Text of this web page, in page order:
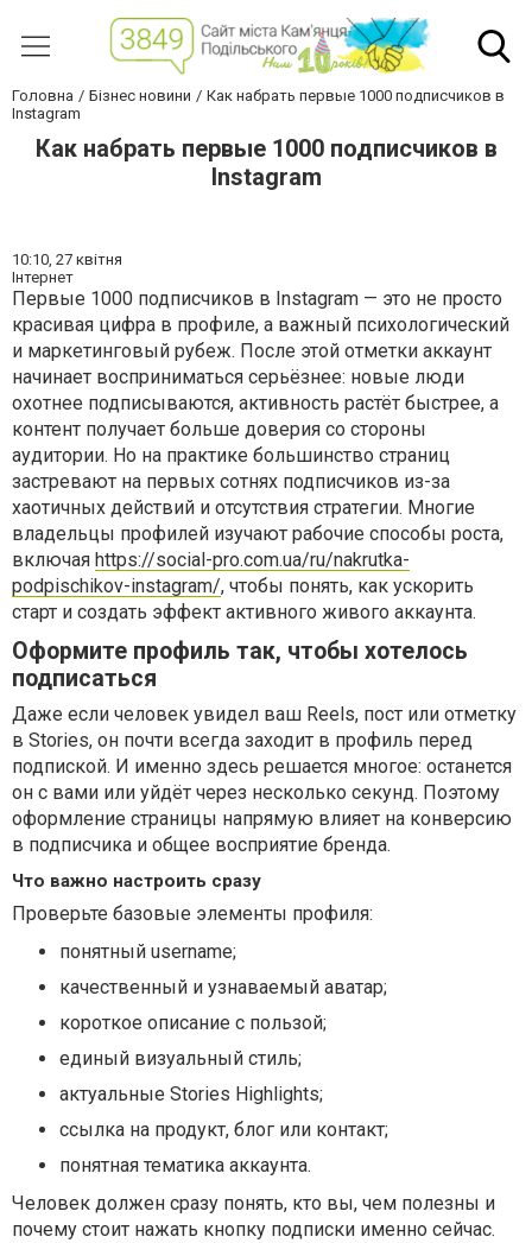
Головна Бізнес новини
Как набрать первые 1000 подписчиков в
Instagram
Как набрать первые 1000 подписчиков в
Instagram
10:10, 27 квітня
Інтернет
Первые 1000 подписчиков в Instagram — это не просто
красивая цифра в профиле, а важный психологический
и маркетинговый рубеж. После этой отметки аккаунт
начинает восприниматься серьёзнее: новые люди
охотнее подписываются, активность растёт быстрее, а
контент получает больше доверия со стороны
аудитории. Но на практике большинство страниц
застревают на первых сотнях подписчиков из-за
хаотичных действий и отсутствия стратегии. Многие
владельцы профилей изучают рабочие способы роста,
включая https://social-pro.com.ua/ru/nakrutka-
podpischikov-instagram/, чтобы понять, как ускорить
старт и создать эффект активного живого аккаунта.
Оформите профиль так, чтобы хотелось
подписаться
Даже если человек увидел ваш Reels, пост или отметку
в Stories, он почти всегда заходит в профиль перед
подпиской. И именно здесь решается многое: останется
он с вами или уйдёт через несколько секунд. Поэтому
оформление страницы напрямую влияет на конверсию
в подписчика и общее восприятие бренда.
Что важно настроить сразу
Проверьте базовые элементы профиля:
понятный username;
качественный и узнаваемый аватар;
короткое описание с пользой;
единый визуальный стиль;
актуальные Stories Highlights;
ссылка на продукт, блог или контакт;
понятная тематика аккаунта.
Человек должен сразу понять, кто вы, чем полезны и
почему стоит нажать кнопку подписки именно сейчас.